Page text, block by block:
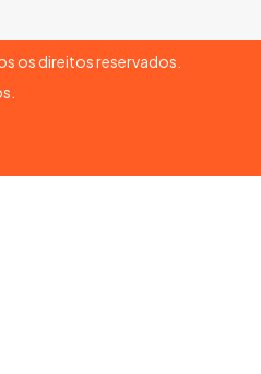
os direitos reservados.